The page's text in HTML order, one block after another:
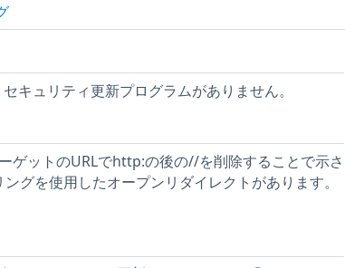
キュリティ更新プログラムがありません。
ットのURLでhttp:の後の//を削除することで示さ
グを使用したオープンリダイレクトがあります。